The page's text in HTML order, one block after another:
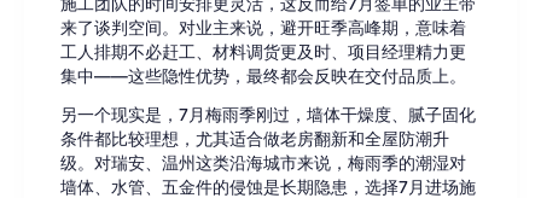
来了谈判空间。对业主来说，避开旺季高峰期，意味着
工人排期不必赶工、材料调货更及时、项目经理精力更
集中——这些隐性优势，最终都会反映在交付品质上。
另一个现实是，7月梅雨季刚过，墙体干燥度、腻子固化
条件都比较理想，尤其适合做老房翻新和全屋防潮升
级。对瑞安、温州这类沿海城市来说，梅雨季的潮湿对
墙体、水管、五金件的侵蚀是长期隐患，选择7月进场施